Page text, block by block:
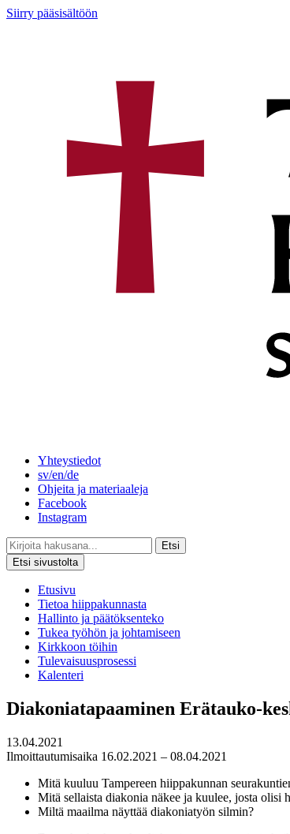
Siirry pääsisältöön
Yhteystiedot
sv/en/de
Ohjeita ja materiaaleja
Facebook
Instagram
Etsi
Etsi sivustolta
Etusivu
Tietoa hiippakunnasta
Hallinto ja päätöksenteko
Tukea työhön ja johtamiseen
Kirkkoon töihin
Tulevaisuusprosessi
Kalenteri
Diakoniatapaaminen Erätauko-
13.04.2021
Ilmoittautumisaika 16.02.2021 – 08.04.2021
Mitä kuuluu Tampereen hiippakunnan
Mitä sellaista diakonia näkee ja kuulee, josta olisi
Miltä maailma näyttää diakoniatyön silmin?